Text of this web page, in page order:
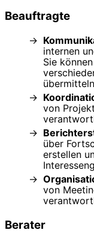
Beauftragte
internen
Sie
von
über
erstellen
von
Berater